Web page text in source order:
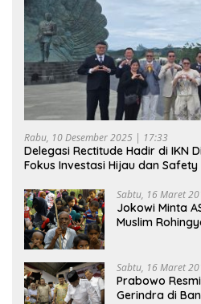
Rabu, 10 Desember 2025 | 17:33
Delegasi Rectitude Hadir di IKN
Fokus Investasi Hijau dan
Sabtu, 16 Maret
Jokowi Minta
Muslim
Sabtu, 16 Maret
Prabowo
Gerindra di